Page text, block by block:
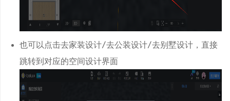
放功能
也可以点击去家装设计/去公装设计/去别墅设计，直接
跳转到对应的空间设计界面